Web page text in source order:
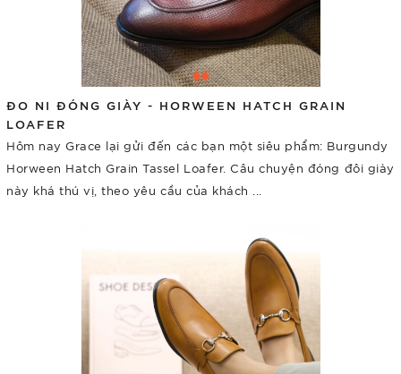
ĐO NI ĐÓNG GIÀY - HORWEEN HATCH GRAIN
LOAFER
Hôm nay Grace lại gửi đến các bạn một siêu phẩm: Burgundy
Horween Hatch Grain Tassel Loafer. Câu chuyện đóng đôi giày
này khá thú vị, theo yêu cầu của khách ...